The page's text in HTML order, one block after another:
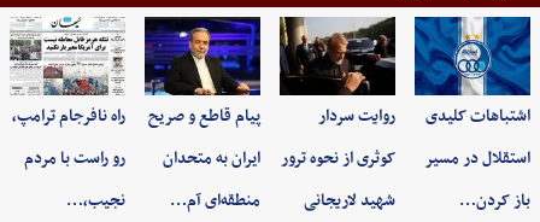
اشتباهات کلیدی
استقلال در مسیر
باز کردن…
روایت سردار
کوثری از نحوه ترور
شهید لاریجانی
پیام قاطع و صریح
ایران به متحدان
منطقه‌ای آم…
راه نافرجام ترامپ،
رو راست با مردم
نجیب،…